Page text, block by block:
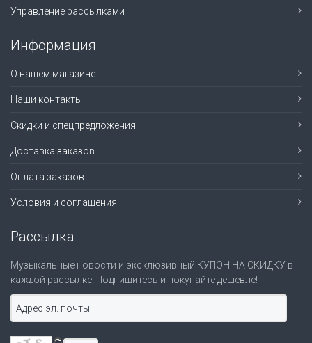
Управление рассылками
Информация
О нашем магазине
Наши контакты
Скидки и спецпредложения
Доставка заказов
Оплата заказов
Условия и соглашения
Рассылка
Музыкальные новости и эксклюзивный КУПОН НА СКИДКУ в
каждой рассылке! Подпишитесь и покупайте дешевле!